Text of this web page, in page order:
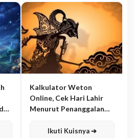
Kalkulator Weton
Online, Cek Hari Lahir
Menurut Penanggalan
Ikuti Kuisnya ➔